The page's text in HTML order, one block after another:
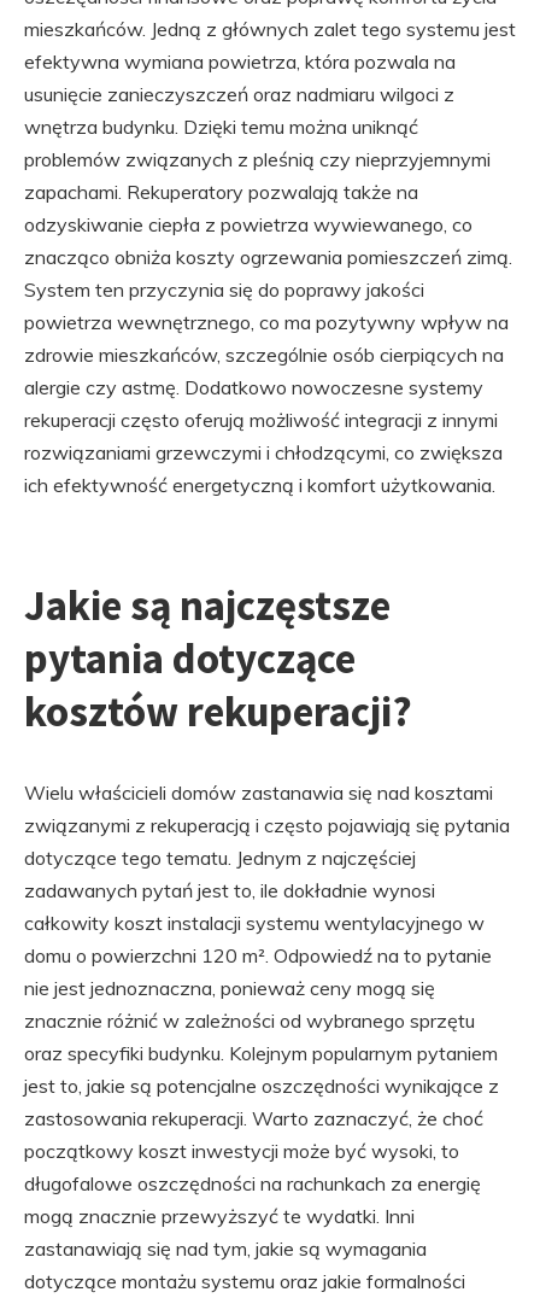
mieszkańców. Jedną z głównych zalet tego systemu jest
efektywna wymiana powietrza, która pozwala na
usunięcie zanieczyszczeń oraz nadmiaru wilgoci z
wnętrza budynku. Dzięki temu można uniknąć
problemów związanych z pleśnią czy nieprzyjemnymi
zapachami. Rekuperatory pozwalają także na
odzyskiwanie ciepła z powietrza wywiewanego, co
znacząco obniża koszty ogrzewania pomieszczeń zimą.
System ten przyczynia się do poprawy jakości
powietrza wewnętrznego, co ma pozytywny wpływ na
zdrowie mieszkańców, szczególnie osób cierpiących na
alergie czy astmę. Dodatkowo nowoczesne systemy
rekuperacji często oferują możliwość integracji z innymi
rozwiązaniami grzewczymi i chłodzącymi, co zwiększa
ich efektywność energetyczną i komfort użytkowania.
Jakie są najczęstsze
pytania dotyczące
kosztów rekuperacji?
Wielu właścicieli domów zastanawia się nad kosztami
związanymi z rekuperacją i często pojawiają się pytania
dotyczące tego tematu. Jednym z najczęściej
zadawanych pytań jest to, ile dokładnie wynosi
całkowity koszt instalacji systemu wentylacyjnego w
domu o powierzchni 120 m². Odpowiedź na to pytanie
nie jest jednoznaczna, ponieważ ceny mogą się
znacznie różnić w zależności od wybranego sprzętu
oraz specyfiki budynku. Kolejnym popularnym pytaniem
jest to, jakie są potencjalne oszczędności wynikające z
zastosowania rekuperacji. Warto zaznaczyć, że choć
początkowy koszt inwestycji może być wysoki, to
długofalowe oszczędności na rachunkach za energię
mogą znacznie przewyższyć te wydatki. Inni
zastanawiają się nad tym, jakie są wymagania
dotyczące montażu systemu oraz jakie formalności